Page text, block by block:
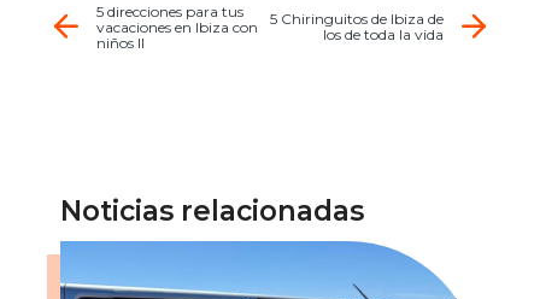
5 direcciones para tus
vacaciones en Ibiza con
niños II
5 Chiringuitos de Ibiza de
los de toda la vida
Noticias relacionadas